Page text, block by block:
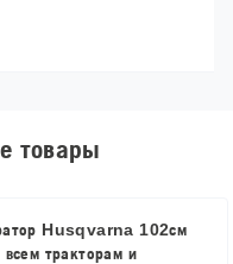
товары
Husqvarna 102см
всем тракторам и